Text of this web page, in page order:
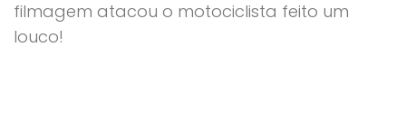
filmagem atacou o motociclista feito um
louco!